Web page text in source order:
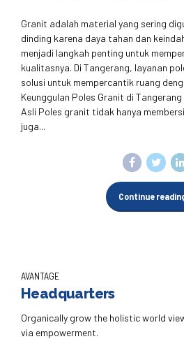
Granit adalah material yang sering
dinding karena daya tahan dan
menjadi langkah penting untuk
kualitasnya. Di Tangerang, layanan
solusi untuk mempercantik ruang
Keunggulan Poles Granit di Tangerang
Asli Poles granit tidak hanya
juga...
Continue
AVANTAGE
Headquarters
Organically grow the holistic world
via empowerment.